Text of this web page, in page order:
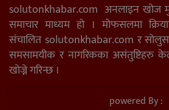
solutonkhabar.com अनलाइन खोज
समाचार माध्यम हो । मोफसलमा
संचालित solutonkhabar.com र
समसामयीक र नागरिकका असंतुष्टिहरु
खोज्ने गरिन्छ ।
powered By :